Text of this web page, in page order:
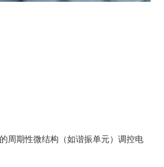
周期性微结构（如谐振单元）调控电